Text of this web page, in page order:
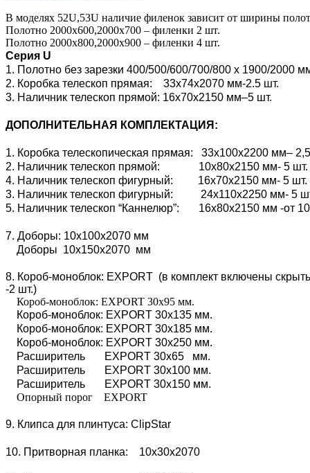
В моделях 52U,53U наличие филенок зависит от ширины
Полотно 2000х600,2000х700 – филенки 2 шт.
Полотно 2000х800,2000х900 – филенки 4 шт.
Серия U
1. Полотно без зарезки 400/500/600/700/800 x 1900/2000
2. Коробка телескоп прямая: 33х74х2070 мм-2.5 шт.
3. Наличник телескоп прямой: 16х70х2150 мм–5 шт.
ДОПОЛНИТЕЛЬНАЯ КОМПЛЕКТАЦИЯ:
1. Коробка телескопическая прямая: 33х100х2200 мм–
2. Наличник телескоп прямой: 10х80х2150 мм- 5 шт.
4. Наличник телескоп фигурный: 16х70х2150 мм- 5 шт.
3. Наличник телескоп фигурный: 24х110х2250 мм- 5
5. Наличник телескоп “Каннелюр”: 16х80х2150 мм -от
7. Доборы: 10х100х2070 мм
Доборы 10х150х2070 мм
8. Короб-моноблок: EXPORT (в комплект включены
-2 шт.)
Короб-моноблок: EXPORT 30х95 мм.
Короб-моноблок: EXPORT 30х135 мм.
Короб-моноблок: EXPORT 30х185 мм.
Короб-моноблок: EXPORT 30х250 мм.
Расширитель EXPORT 30х65 мм.
Расширитель EXPORT 30х100 мм.
Расширитель EXPORT 30х150 мм.
Опорный порог EXPORT
9. Клипса для плинтуса: ClipStar
10. Притворная планка: 10х30х2070